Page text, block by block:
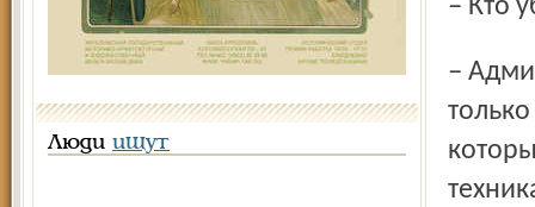
Люди ищут
– Кто
– Администрации районов привлекают РЭУ, ДЭУ, не